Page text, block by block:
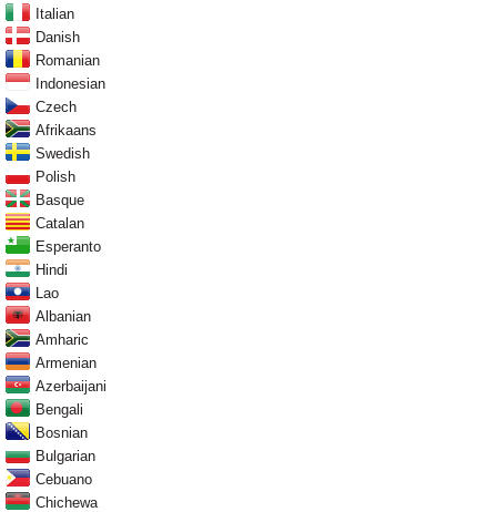
Italian
Danish
Romanian
Indonesian
Czech
Afrikaans
Swedish
Polish
Basque
Catalan
Esperanto
Hindi
Lao
Albanian
Amharic
Armenian
Azerbaijani
Bengali
Bosnian
Bulgarian
Cebuano
Chichewa